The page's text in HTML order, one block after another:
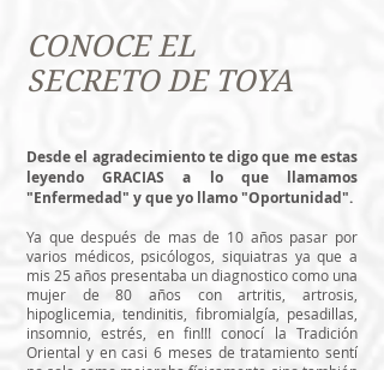
CONOCE EL
SECRETO DE TOYA
Desde el agradecimiento te digo que me estas
leyendo GRACIAS a lo que llamamos
"Enfermedad" y que yo llamo "Oportunidad".
Ya que después de mas de 10 años pasar por
varios médicos, psicólogos, siquiatras ya que a
mis 25 años presentaba un diagnostico como una
mujer de 80 años con artritis, artrosis,
hipoglicemia, tendinitis, fibromialgía, pesadillas,
insomnio, estrés, en fin!!! conocí la Tradición
Oriental y en casi 6 meses de tratamiento sentí